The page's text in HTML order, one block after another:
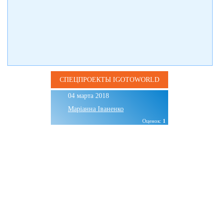
СПЕЦПРОЕКТЫ IGOTOWORLD
04 марта 2018
Маріанна Іваненко
Оценок: 1